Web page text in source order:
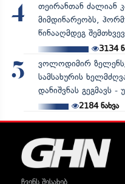
4
თეირანთან ძალიან
მიმდინარეობს,
წინააღმდეგ
3134
5
ვოლოდიმირ
სამსახურის
დანიშვნას გეგმავს -
2184ნახვა
ჩვენს შესახებ